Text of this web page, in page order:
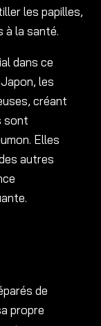
les papilles,
à la santé.
dans ce
les
créant
sont
Elles
autres
de
propre